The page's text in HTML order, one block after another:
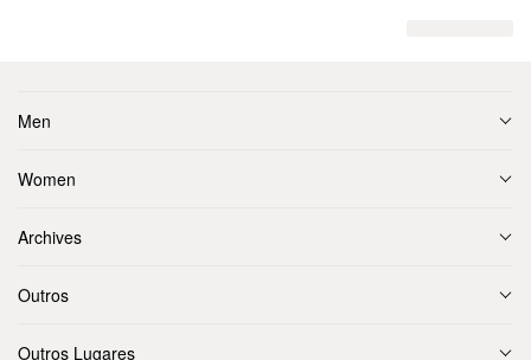
Men
Women
Archives
Outros
Outros Lugares